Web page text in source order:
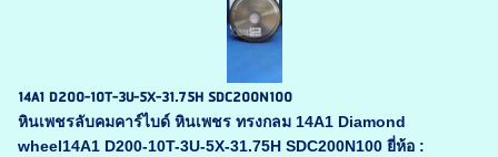
14A1 D200-10T-3U-5X-31.75H SDC200N100
หินเพชรลับคมคาร์ไบด์ หินเพชร ทรงกลม 14A1 Diamond
wheel14A1 D200-10T-3U-5X-31.75H SDC200N100 ยี่ห้อ :